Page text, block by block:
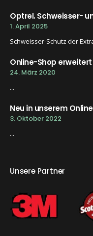
Optrel. Schweisser-
1. April 2025
Schweisser-Schutz der
Online-Shop
24. März 2020
...
Neu in unserem
3. Oktober 2022
...
Unsere Partner